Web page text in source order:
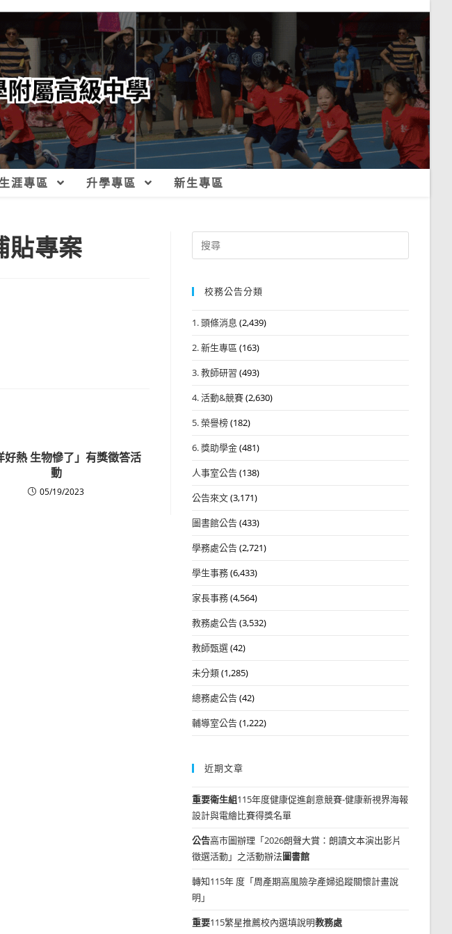
生涯專區 升學專區 新生專區
貼專案
好熱 生物慘了」有獎徵答活
動
05/19/2023
Search
for:
校務公告分類
1. 頭條消息 (2,439)
2. 新生專區 (163)
3. 教師研習 (493)
4. 活動&競賽(2,630)
5. 榮譽榜(182)
6. 獎助學金(481)
人事室公告(138)
公告來文(3,171)
圖書館公告(433)
學務處公告(2,721)
學生事務(6,433)
家長事務(4,564)
教務處公告(3,532)
教師甄選(42)
未分類(1,285)
總務處公告(42)
輔導室公告(1,222)
近期文章
重要衛生組115年度健康促進創意競賽-健康新視界海報
設計與電繪比賽得獎名單
公告高市圖辦理「2026朗聲大賞：朗讀文本演出影片
徵選活動」之活動辦法圖書館
轉知115年 度「周產期高風險孕產婦追蹤關懷計畫說
明」
重要115繁星推薦校內選填說明教務處